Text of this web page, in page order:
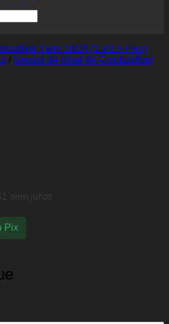
/ Sensor de Nível de Combustível
sem juros
Pix